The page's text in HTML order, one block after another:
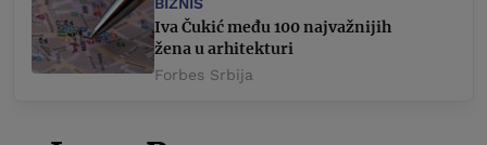
Iva Čukić među 100 najvažnijih
žena u arhitekturi
Forbes Srbija